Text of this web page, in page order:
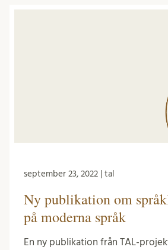
september 23, 2022 | tal
Ny publikation om
på moderna språk
En ny publikation från TAL-